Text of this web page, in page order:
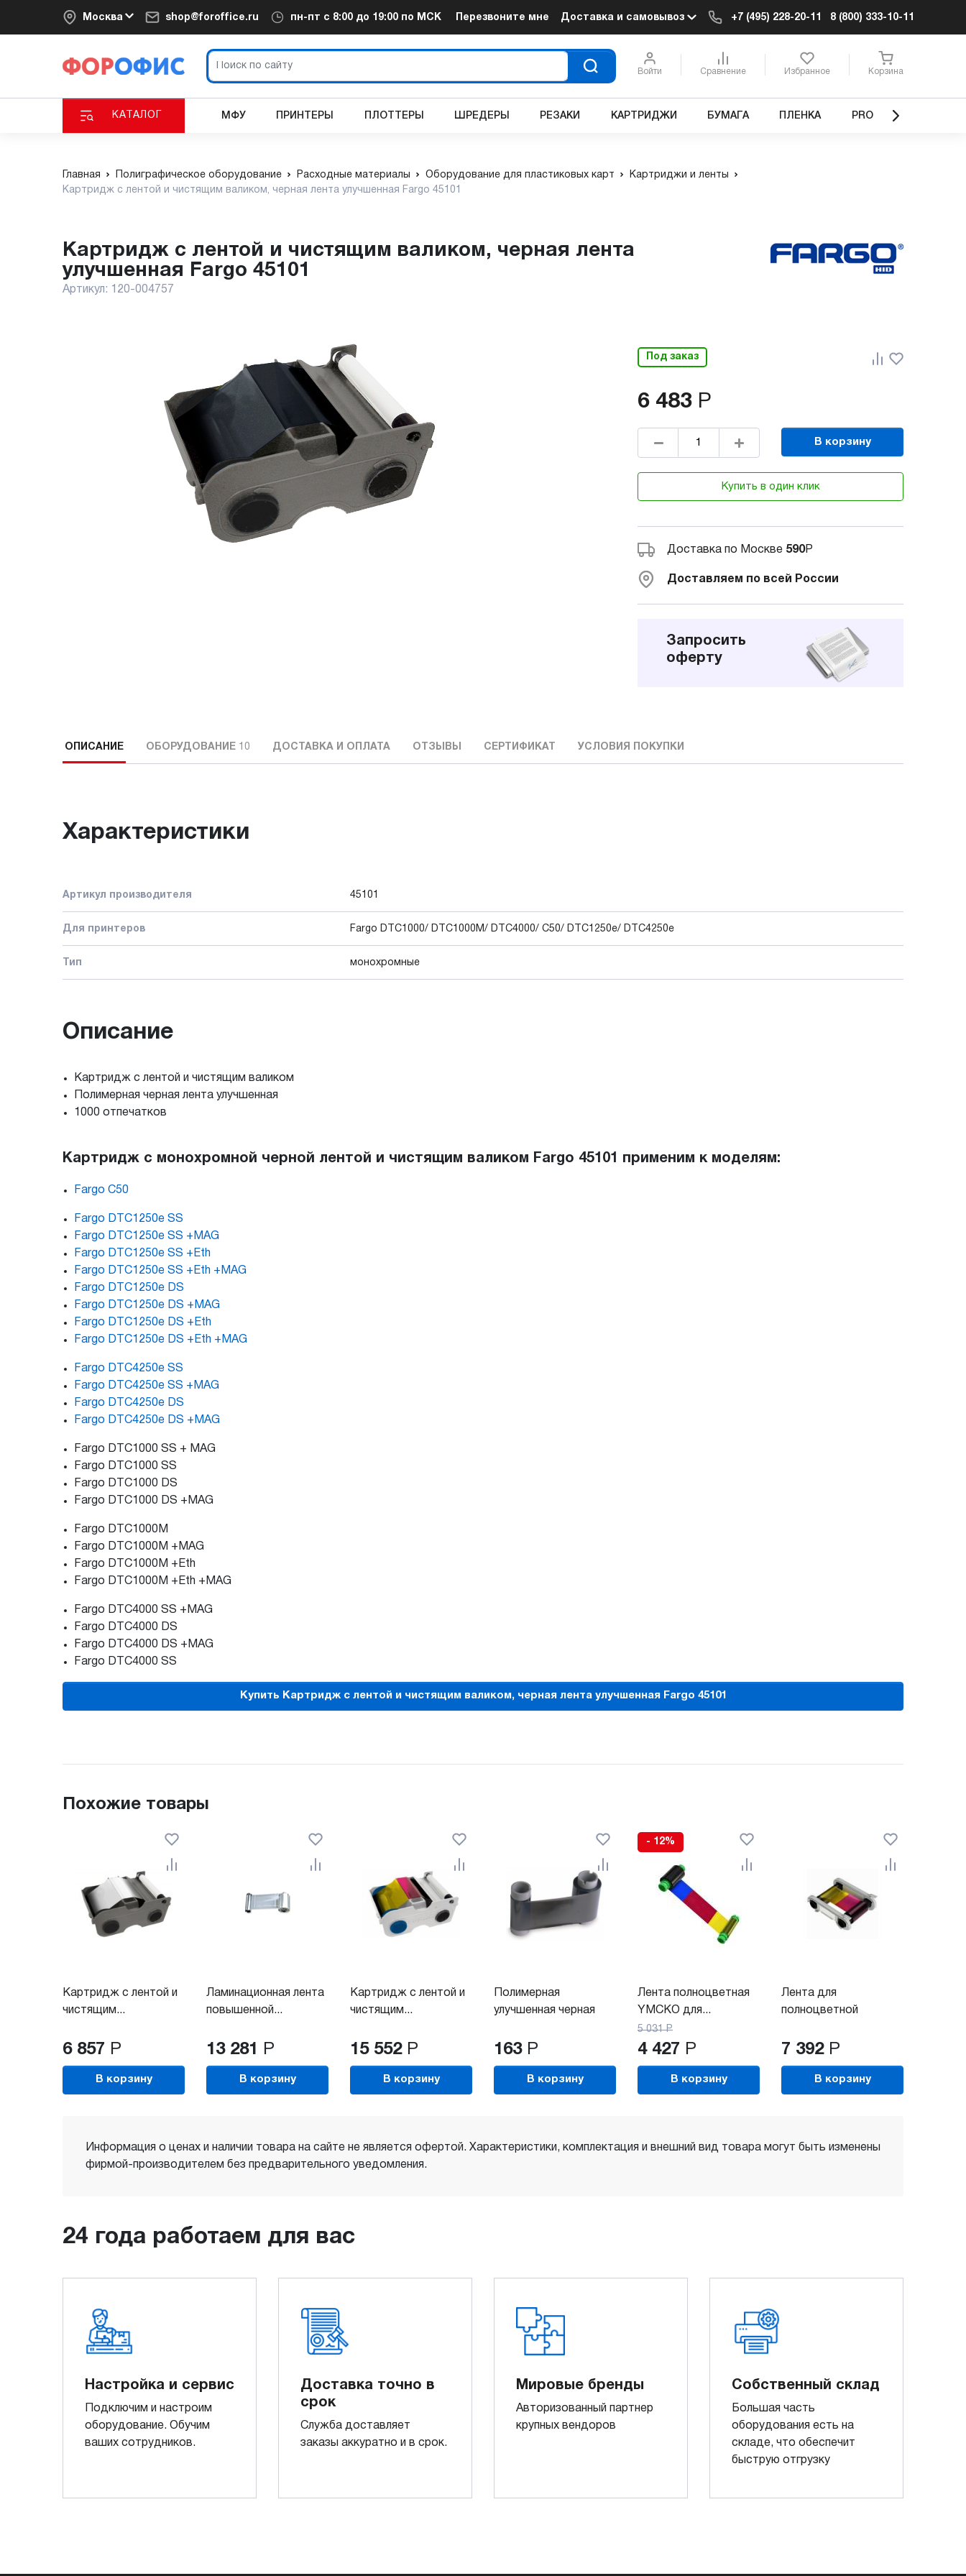
Москва shop@foroffice.ru пн-пт с 8:00 до 19:00 по МСК Перезвоните мне Доставка и самовывоз +7 (495) 228-20-11 8 (800) 333-10-11
Войти Сравнение Избранное Корзина
КАТАЛОГ МФУ ПРИНТЕРЫ ПЛОТТЕРЫ ШРЕДЕРЫ РЕЗАКИ КАРТРИДЖИ БУМАГА ПЛЕНКА PRO
Главная Полиграфическое оборудование Расходные материалы Оборудование для пластиковых карт
Картриджи и ленты
Картридж с лентой и чистящим валиком, черная лента улучшенная Fargo 45101
Картридж с лентой и чистящим валиком, черная лента
улучшенная Fargo 45101
Артикул: 120-004757
Под заказ
6 483 Р
В корзину
Купить в один клик
Доставка по Москве 590Р
Доставляем по всей России
Запросить
оферту
ОПИСАНИЕ ОБОРУДОВАНИЕ 10 ДОСТАВКА И ОПЛАТА ОТЗЫВЫ СЕРТИФИКАТ УСЛОВИЯ ПОКУПКИ
Характеристики
Артикул производителя 45101
Для принтеров Fargo DTC1000/ DTC1000M/ DTC4000/ C50/ DTC1250e/ DTC4250e
Тип монохромные
Описание
Картридж с лентой и чистящим валиком
Полимерная черная лента улучшенная
1000 отпечатков
Картридж с монохромной черной лентой и чистящим валиком Fargo 45101 применим к моделям:
Fargo C50
Fargo DTC1250e SS
Fargo DTC1250e SS +MAG
Fargo DTC1250e SS +Eth
Fargo DTC1250e SS +Eth +MAG
Fargo DTC1250e DS
Fargo DTC1250e DS +MAG
Fargo DTC1250e DS +Eth
Fargo DTC1250e DS +Eth +MAG
Fargo DTC4250e SS
Fargo DTC4250e SS +MAG
Fargo DTC4250e DS
Fargo DTC4250e DS +MAG
Fargo DTC1000 SS + MAG
Fargo DTC1000 SS
Fargo DTC1000 DS
Fargo DTC1000 DS +MAG
Fargo DTC1000M
Fargo DTC1000M +MAG
Fargo DTC1000M +Eth
Fargo DTC1000M +Eth +MAG
Fargo DTC4000 SS +MAG
Fargo DTC4000 DS
Fargo DTC4000 DS +MAG
Fargo DTC4000 SS
Купить Картридж с лентой и чистящим валиком, черная лента улучшенная Fargo 45101
Похожие товары
Картридж с лентой и
чистящим...
6 857 Р
В корзину
Ламинационная лента
повышенной...
13 281 Р
В корзину
Картридж с лентой и
чистящим...
15 552 Р
В корзину
Полимерная
улучшенная черная
163 Р
В корзину
- 12%
Лента полноцветная
YMCKO для...
5 031 Р
4 427 Р
В корзину
Лента для
полноцветной
7 392 Р
В корзину
Информация о ценах и наличии товара на сайте не является офертой. Характеристики, комплектация и внешний вид товара могут быть изменены
фирмой-производителем без предварительного уведомления.
24 года работаем для вас
Настройка и сервис
Подключим и настроим
оборудование. Обучим
ваших сотрудников.
Доставка точно в
срок
Служба доставляет
заказы аккуратно и в срок.
Мировые бренды
Авторизованный партнер
крупных вендоров
Собственный склад
Большая часть
оборудования есть на
складе, что обеспечит
быструю отгрузку